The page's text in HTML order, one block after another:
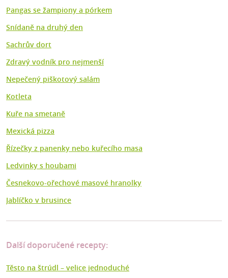
Pangas se žampiony a pórkem
Snídaně na druhý den
Sachrův dort
Zdravý vodník pro nejmenší
Nepečený piškotový salám
Kotleta
Kuře na smetaně
Mexická pizza
Řízečky z panenky nebo kuřecího masa
Ledvinky s houbami
Česnekovo-ořechové masové hranolky
Jablíčko v brusince
Další doporučené recepty:
Těsto na štrúdl – velice jednoduché